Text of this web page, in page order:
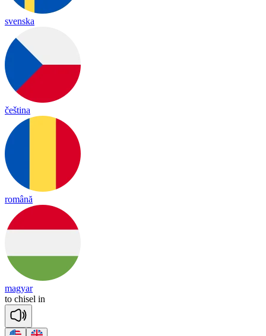
svenska
čeština
română
magyar
to chisel in